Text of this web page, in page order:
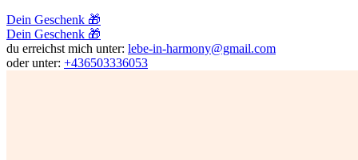
Dein Geschenk 🎁
Dein Geschenk 🎁
du erreichst mich unter: lebe-in-harmony@gmail.com
oder unter: +436503336053